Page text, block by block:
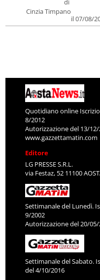
di
Cinzia Timpano
il 07/08/
Quotidiano online
8/2012
Autorizzazione del 13/12/
www.gazzettamatin.com
Editore
LG PRESSE S.R.L.
via Festaz, 52 11100
Settimanale del Lunedì.
9/2002
Autorizzazione del 20/05/
Settimanale del Sabato.
del 4/10/2016